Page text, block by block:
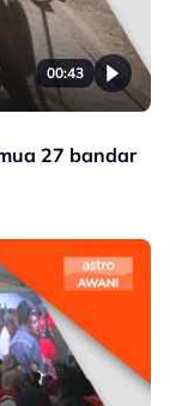
00:43
27 bandar